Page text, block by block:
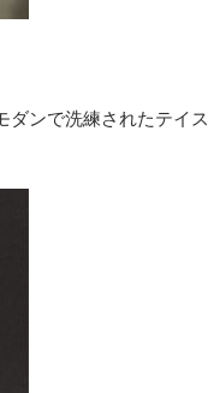
ダンで洗練されたテイス